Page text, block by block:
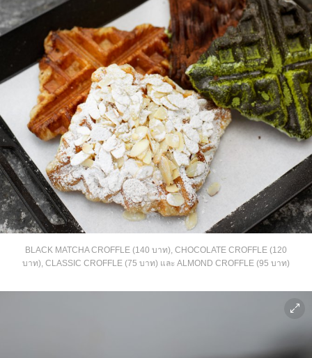
BLACK MATCHA CROFFLE (140 บาท), CHOCOLATE CROFFLE (120
บาท), CLASSIC CROFFLE (75 บาท) และ ALMOND CROFFLE (95 บาท)